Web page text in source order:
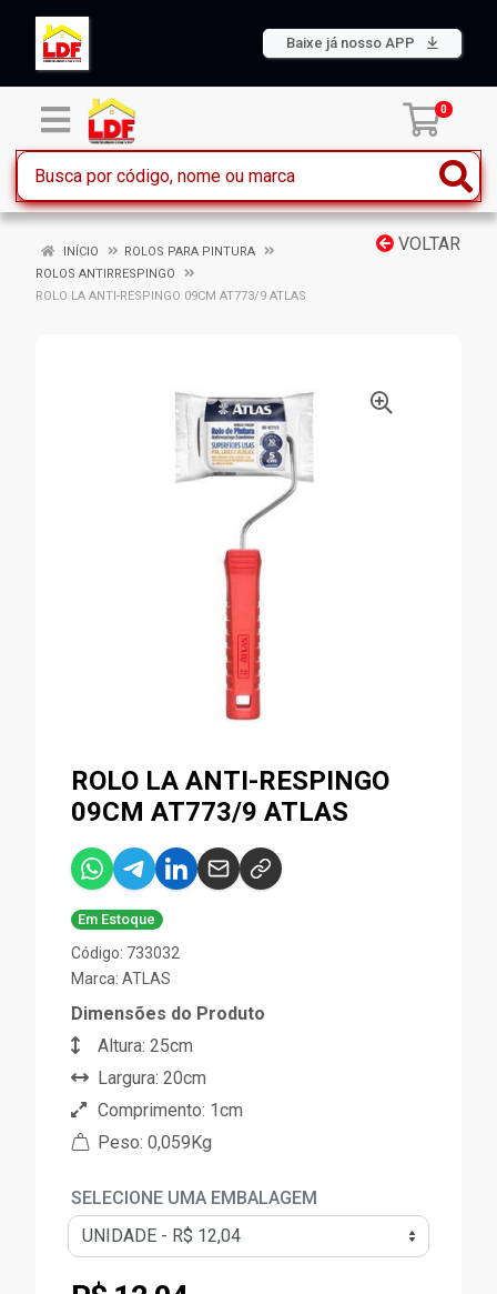
Baixe já nosso APP
0
VOLTAR
INÍCIO
ROLOS PARA PINTURA
ROLOS ANTIRRESPINGO
ROLO LA ANTI-RESPINGO 09CM AT773/9 ATLAS
ROLO LA ANTI-RESPINGO
09CM AT773/9 ATLAS
Em Estoque
Código: 733032
Marca: ATLAS
Dimensões do Produto
Altura: 25cm
Largura: 20cm
Comprimento: 1cm
Peso: 0,059Kg
SELECIONE UMA EMBALAGEM